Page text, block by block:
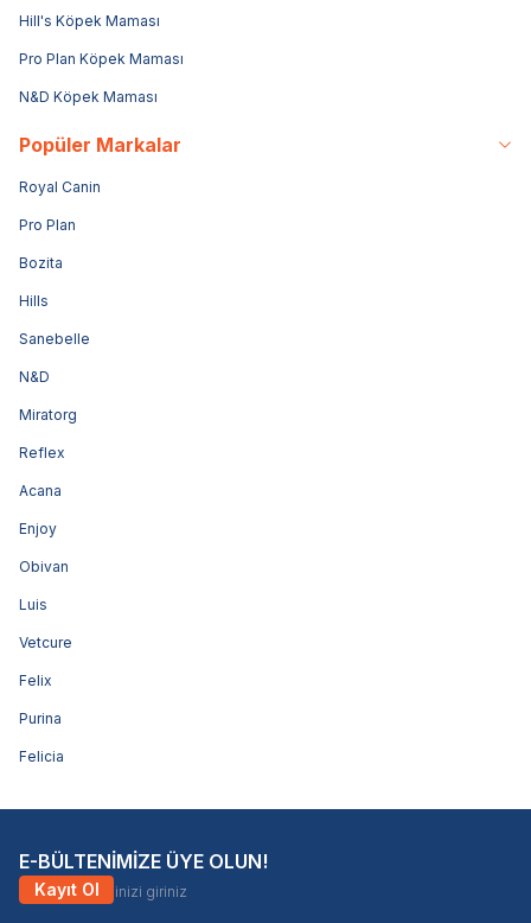
Hill's Köpek Maması
Pro Plan Köpek Maması
N&D Köpek Maması
Popüler Markalar
Royal Canin
Pro Plan
Bozita
Hills
Sanebelle
N&D
Miratorg
Reflex
Acana
Enjoy
Obivan
Luis
Vetcure
Felix
Purina
Felicia
E-BÜLTENİMİZE ÜYE OLUN!
Kayıt Ol